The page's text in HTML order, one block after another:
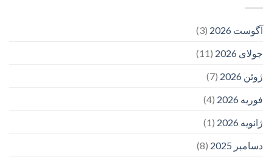
آگوست 2026
(3)
جولای 2026
(11)
ژوئن 2026
(7)
فوریه 2026
(4)
ژانویه 2026
(1)
دسامبر 2025
(8)